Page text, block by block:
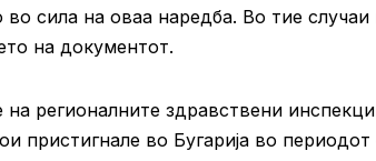
сила на оваа наредба. Во тие
на документот.
на регионалните здравствени
пристигнале во Бугарија во